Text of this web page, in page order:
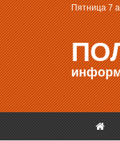
Пятница 7